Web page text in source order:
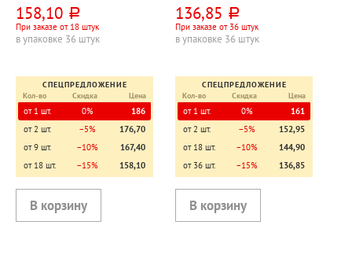
158,10 руб.
При заказе от 18 штук
в упаковке 36 штук
СПЕЦПРЕДЛОЖЕНИЕ
Кол-во
Скидка Цена
от 1 шт. 0%
186
от 2 шт.
−5%
176,70
от 9 шт.
−10%
167,40
от 18 шт.
−15% 158,10
136,85 руб.
При заказе от 36 штук
в упаковке 36 штук
СПЕЦПРЕДЛОЖЕНИЕ
Кол-во
Скидка Цена
от 1 шт. 0%
161
от 2 шт.
−5%
152,95
от 18 шт.
−10%
144,90
от 36 шт.
−15% 136,85